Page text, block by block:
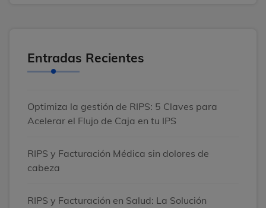
Entradas Recientes
Optimiza la gestión de RIPS: 5 Claves para
Acelerar el Flujo de Caja en tu IPS
RIPS y Facturación Médica sin dolores de
cabeza
RIPS y Facturación en Salud: La Solución